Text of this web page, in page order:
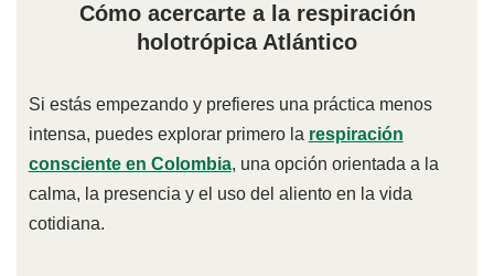
Cómo acercarte a la respiración
holotrópica Atlántico
Si estás empezando y prefieres una práctica menos
intensa, puedes explorar primero la respiración
consciente en Colombia, una opción orientada a la
calma, la presencia y el uso del aliento en la vida
cotidiana.